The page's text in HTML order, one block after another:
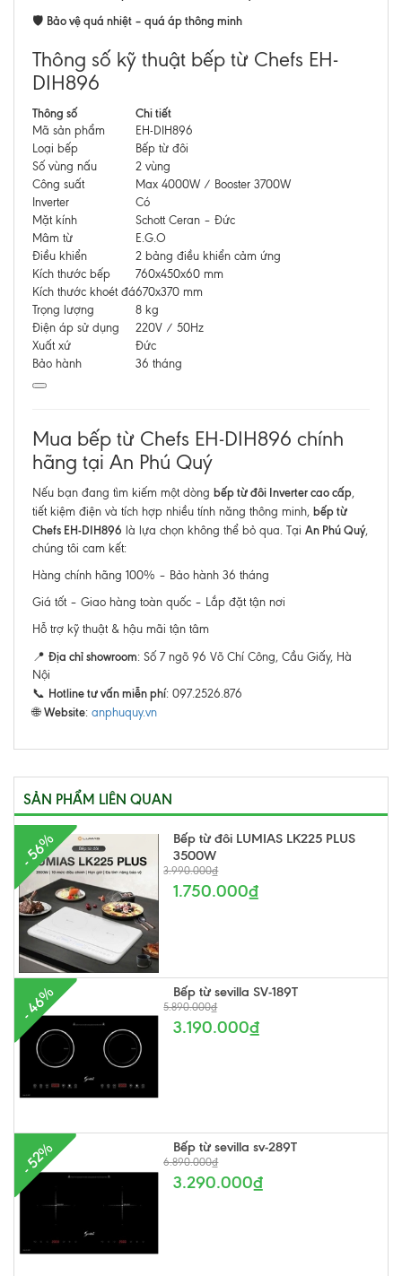
🛡️ Bảo vệ quá nhiệt – quá áp thông minh
Thông số kỹ thuật bếp từ Chefs EH-
DIH896
Thông số Chi tiết
Mã sản phẩm
EH-DIH896
Loại bếp
Bếp từ đôi
Số vùng nấu
2 vùng
Công suất
Max 4000W / Booster 3700W
Inverter
Có
Mặt kính
Schott Ceran – Đức
Mâm từ
E.G.O
Điều khiển
2 bảng điều khiển cảm ứng
Kích thước bếp
760x450x60 mm
Kích thước khoét đá670x370 mm
Trọng lượng
8 kg
Điện áp sử dụng
220V / 50Hz
Xuất xứ
Đức
Bảo hành
36 tháng
Mua bếp từ Chefs EH-DIH896 chính
hãng tại An Phú Quý
Nếu bạn đang tìm kiếm một dòng bếp từ đôi Inverter cao cấp,
tiết kiệm điện và tích hợp nhiều tính năng thông minh, bếp từ
Chefs EH-DIH896 là lựa chọn không thể bỏ qua. Tại An Phú Quý,
chúng tôi cam kết:
Hàng chính hãng 100% – Bảo hành 36 tháng
Giá tốt – Giao hàng toàn quốc – Lắp đặt tận nơi
Hỗ trợ kỹ thuật & hậu mãi tận tâm
📍 Địa chỉ showroom: Số 7 ngõ 96 Võ Chí Công, Cầu Giấy, Hà
Nội
📞 Hotline tư vấn miễn phí: 097.2526.876
🌐 Website: anphuquy.vn
SẢN PHẨM LIÊN QUAN
- 56%
Bếp từ đôi LUMIAS LK225 PLUS
3500W
3.990.000₫
1.750.000₫
- 46% Bếp từ sevilla SV-189T
5.890.000₫
3.190.000₫
- 52% Bếp từ sevilla sv-289T
6.890.000₫
3.290.000₫